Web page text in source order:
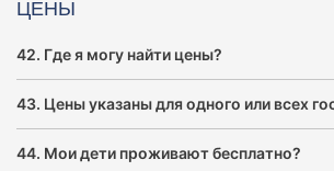
ЦЕНЫ
42. Где я могу найти цены?
43. Цены указаны для одного или всех
44. Мои дети проживают бесплатно?